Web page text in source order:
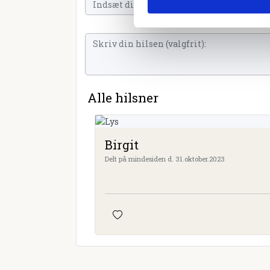
Alle hilsner
Birgit
Delt på mindesiden d. 31.oktober.2023